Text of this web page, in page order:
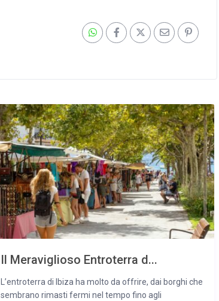
Il Meraviglioso Entroterra d...
L’entroterra di Ibiza ha molto da offrire, dai borghi che
sembrano rimasti fermi nel tempo fino agli